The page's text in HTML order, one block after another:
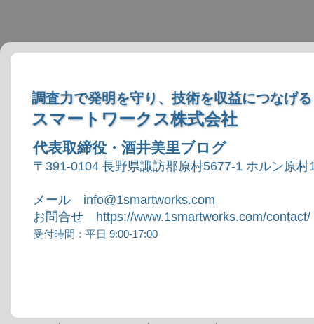
調査力で発明を守り、技術を収益につなげる
スマートワークス株式会社
代表取締役・酒井美里ブログ
〒391-0104 長野県諏訪郡原村5677-1 ホルン原村
メール info@1smartworks.com
お問合せ https://www.1smartworks.com/contact/
受付時間：平日 9:00-17:00